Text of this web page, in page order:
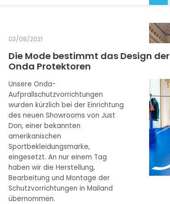
03/08/2021
Die Mode bestimmt das Design der
Onda Protektoren
Unsere Onda-
Aufprallschutzvorrichtungen
wurden kürzlich bei der Einrichtung
des neuen Showrooms von Just
Don, einer bekannten
amerikanischen
Sportbekleidungsmarke,
eingesetzt. An nur einem Tag
haben wir die Herstellung,
Bearbeitung und Montage der
Schutzvorrichtungen in Mailand
übernommen.